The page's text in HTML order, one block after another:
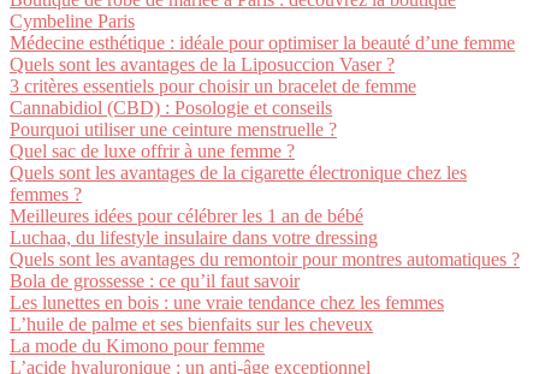
Cymbeline Paris
Médecine esthétique : idéale pour optimiser la beauté d’une femme
Quels sont les avantages de la Liposuccion Vaser ?
3 critères essentiels pour choisir un bracelet de femme
Cannabidiol (CBD) : Posologie et conseils
Pourquoi utiliser une ceinture menstruelle ?
Quel sac de luxe offrir à une femme ?
Quels sont les avantages de la cigarette électronique chez les
femmes ?
Meilleures idées pour célébrer les 1 an de bébé
Luchaa, du lifestyle insulaire dans votre dressing
Quels sont les avantages du remontoir pour montres automatiques ?
Bola de grossesse : ce qu’il faut savoir
Les lunettes en bois : une vraie tendance chez les femmes
L’huile de palme et ses bienfaits sur les cheveux
La mode du Kimono pour femme
L’acide hyaluronique : un anti-âge exceptionnel